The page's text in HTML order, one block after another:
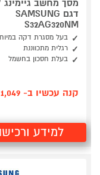
דגם SAMSUNG
S32AG320NM
בעל מסגרת דקה
רגלית מתכווננת
בעלת חסכון בחשמל
קנה עכשיו ב- 1,049
למידע